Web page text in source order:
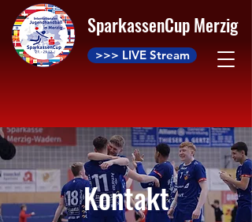
SparkassenCup Merzig
>>> LIVE Stream
Kontakt